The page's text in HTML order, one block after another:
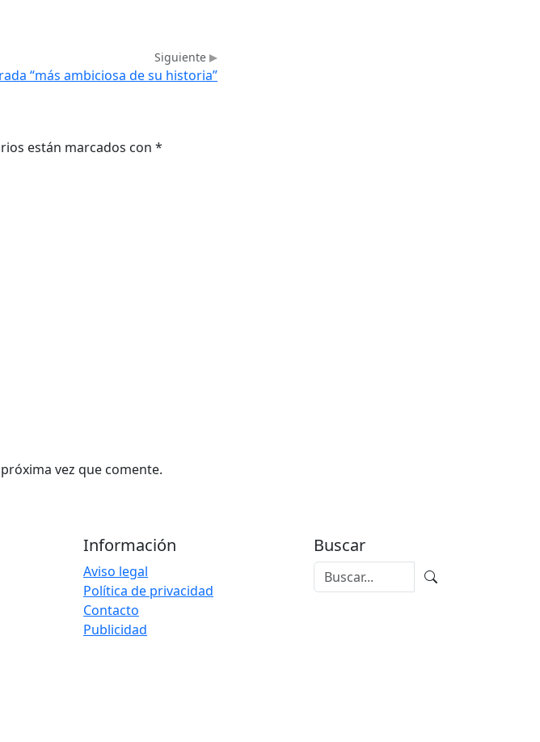
Siguiente
“más ambiciosa de su historia”
están marcados con *
vez que comente.
Información
Aviso legal
Política de privacidad
Contacto
Publicidad
Buscar